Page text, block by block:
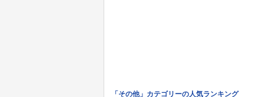
「その他」カテゴリーの人気ランキング